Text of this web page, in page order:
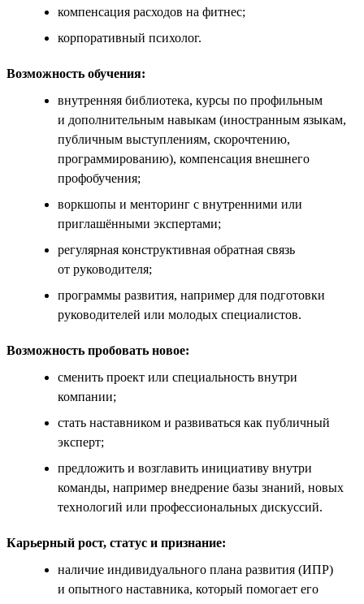
компенсация расходов на фитнес;
корпоративный психолог.
Возможность обучения:
внутренняя библиотека, курсы по профильным
и дополнительным навыкам (иностранным языкам,
публичным выступлениям, скорочтению,
программированию), компенсация внешнего
профобучения;
воркшопы и менторинг с внутренними или
приглашёнными экспертами;
регулярная конструктивная обратная связь
от руководителя;
программы развития, например для подготовки
руководителей или молодых специалистов.
Возможность пробовать новое:
сменить проект или специальность внутри
компании;
стать наставником и развиваться как публичный
эксперт;
предложить и возглавить инициативу внутри
команды, например внедрение базы знаний, новых
технологий или профессиональных дискуссий.
Карьерный рост, статус и признание:
наличие индивидуального плана развития (ИПР)
и опытного наставника, который помогает его